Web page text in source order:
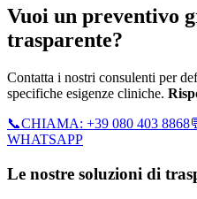
Vuoi un preventivo
trasparente?
Contatta i nostri consulenti per
specifiche esigenze cliniche.
📞CHIAMA: +39 080 403 8868
WHATSAPP
Le nostre soluzioni di